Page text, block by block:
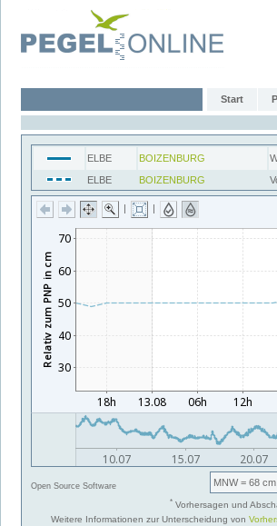
Start
ELBE BOIZENBURG
ELBE
BOIZENBURG
| |
Open Source Software MNW= 68 cm,
* Vorhersagen und
Weitere Informationen zur Unterscheidung von